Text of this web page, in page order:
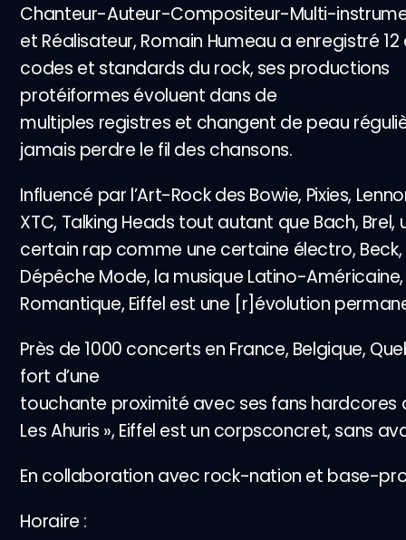
Chanteur-Auteur-Compositeur-Multi-
et Réalisateur, Romain Humeau a enregistré 12
codes et standards du rock, ses productions
protéiformes évoluent dans de
multiples registres et changent de peau
jamais perdre le fil des chansons.
Influencé par l’Art-Rock des Bowie, Pixies,
XTC, Talking Heads tout autant que Bach, Brel,
certain rap comme une certaine électro, Beck,
Dépêche Mode, la musique Latino-
Romantique, Eiffel est une [r]évolution
Près de 1000 concerts en France, Belgique,
fort d’une
touchante proximité avec ses fans hardcores
Les Ahuris », Eiffel est un corpsconcret, sans
En collaboration avec rock-nation et base-
Horaire :